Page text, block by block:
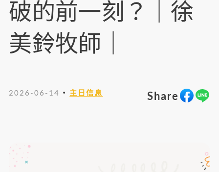
破的前一刻？｜徐
美鈴牧師｜
2026-06-14 ・主日信息 Share